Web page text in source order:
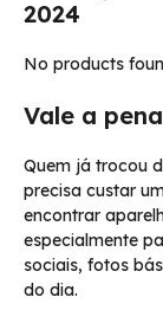
2024
No products
Vale a
Quem já trocou
precisa custar
encontrar
especialmente
sociais, fotos
do dia.